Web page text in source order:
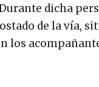
dicha
de la vía,
los